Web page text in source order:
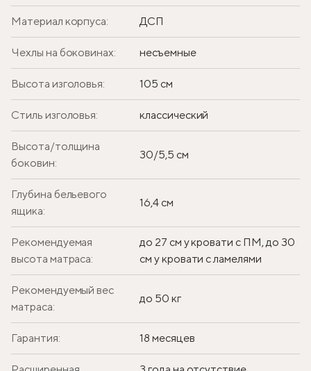
Материал корпуса: ДСП
Чехлы на боковинах: несъемные
Высота изголовья: 105 см
Стиль изголовья: классический
Высота/толщина
боковин:
30/5,5 см
Глубина бельевого
ящика:
16,4 см
Рекомендуемая
высота матраса:
до 27 см у кровати с ПМ, до 30
см у кровати с ламелями
Рекомендуемый вес
матраса:
до 50 кг
Гарантия: 18 месяцев